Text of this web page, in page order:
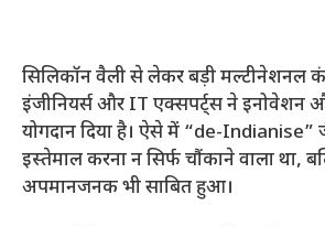
सिलिकॉन वैली से लेकर बड़ी मल्टीनेशनल
इंजीनियर्स और IT एक्सपर्ट्स ने इनोवेशन
योगदान दिया है। ऐसे में “de-Indianise”
इस्तेमाल करना न सिर्फ चौंकाने वाला था,
अपमानजनक भी साबित हुआ।